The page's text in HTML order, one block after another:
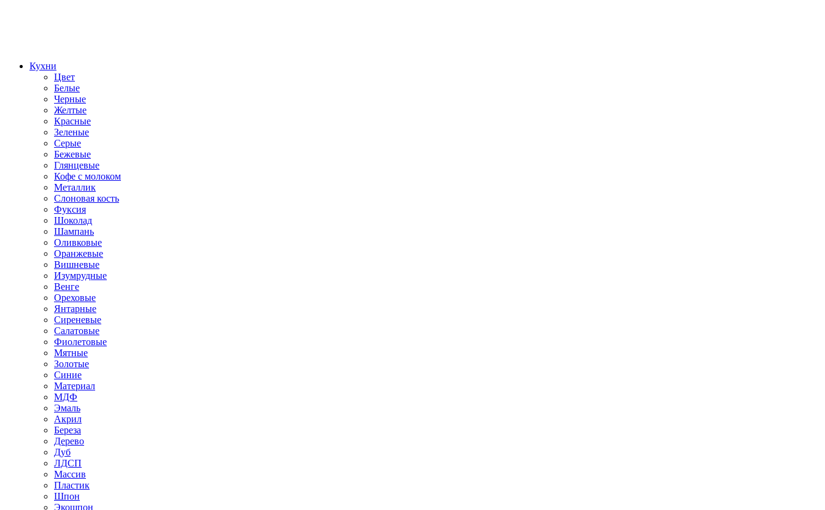
Кухни
Цвет
Белые
Черные
Желтые
Красные
Зеленые
Серые
Бежевые
Глянцевые
Кофе с молоком
Металлик
Слоновая кость
Фуксия
Шоколад
Шампань
Оливковые
Оранжевые
Вишневые
Изумрудные
Венге
Ореховые
Янтарные
Сиреневые
Салатовые
Фиолетовые
Мятные
Золотые
Синие
Материал
МДФ
Эмаль
Акрил
Береза
Дерево
Дуб
ЛДСП
Массив
Пластик
Шпон
Экошпон